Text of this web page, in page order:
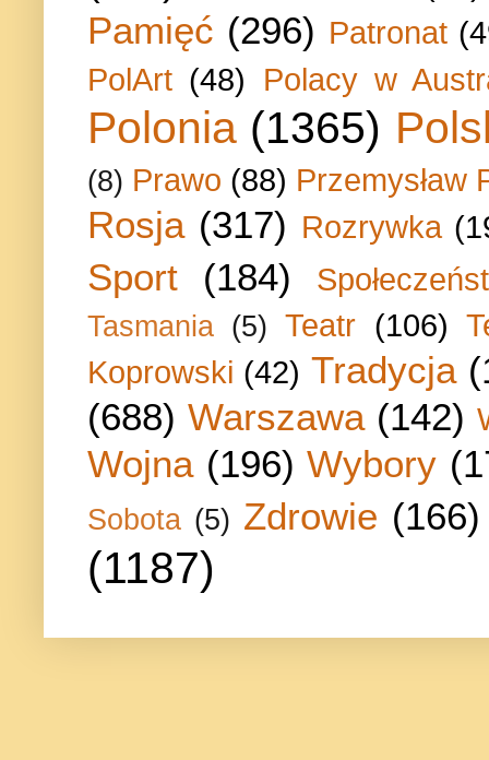
Pamięć (296) Patronat
PolArt (48) Polacy w
Polonia (1365)
(8) Prawo (88) Przemysław
Rosja (317) Rozrywka
Sport (184)
Tasmania (5) Teatr (106)
Koprowski (42) Tradycja
(688) Warszawa (142)
Wojna (196) Wybory
Sobota (5) Zdrowie (166)
(1187)